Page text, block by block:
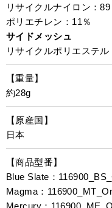
リサイクルナイロン：89
ポリエチレン：11％
サイドメッシュ
リサイクルポリエステル
【重量】
約28g
【原産国】
日本
【商品型番】
Blue Slate：
Magma：